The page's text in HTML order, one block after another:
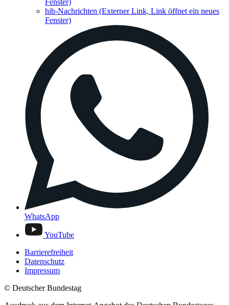
Fenster)
hib-Nachrichten (Externer Link, Link öffnet ein neues
Fenster)
WhatsApp
YouTube
Barrierefreiheit
Datenschutz
Impressum
© Deutscher Bundestag